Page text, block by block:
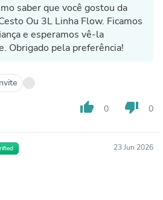
saber que você gostou da
Ou 3L Linha Flow. Ficamos
e esperamos vê-la
Obrigado pela preferência!
thumb_up 0 thumb_down 0
23 Jun 2026